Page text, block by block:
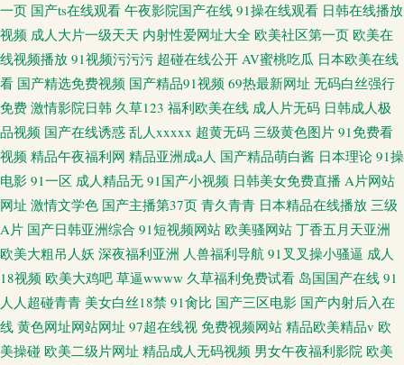
一页 国产ts在线观看 午夜影院国产在线 91操在线观看 日韩在线播放
视频 成人大片一级天天 内射性爱网址大全 欧美社区第一页 欧美在
线视频播放 91视频污污污 超碰在线公开 AV蜜桃吃瓜 日本欧美在线
看 国产精选免费视频 国产精品91视频 69热最新网址 无码白丝强行
免费 激情影院日韩 久草123 福利欧美在线 成人片无码 日韩成人极
品视频 国产在线诱惑 乱人xxxxx 超黄无码 三级黄色图片 91免费看
视频 精品午夜福利网 精品亚洲成a人 国产精品萌白酱 日本理论 91操
电影 91一区 成人精品无 91国产小视频 日韩美女免费直播 A片网站
网址 激情文学色 国产主播第37页 青久青青 日本精品在线播放 三级
A片 国产日韩亚洲综合 91短视频网站 欧美骚网站 丁香五月天亚洲
欧美大粗吊人妖 深夜福利亚洲 人兽福利导航 91叉叉操小骚逼 成人
18视频 欧美大鸡吧 草逼wwww 久草福利免费试看 岛国国产在线 91
人人超碰青青 美女白丝18禁 91肏比 国产三区电影 国产内射后入在
线 黄色网址网站网址 97超在线视 免费视频网站 精品欧美精品v 欧
美操碰 欧美二级片网址 精品成人无码视频 男女午夜福利影院 欧美